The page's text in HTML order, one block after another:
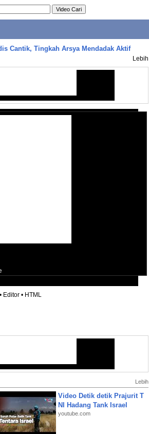
Cantik, Tingkah Arsya Mendadak Aktif
Lebih
• Editor • HTML
Lebih
Video Detik detik Prajurit T
NI Hadang Tank Israel
youtube.com